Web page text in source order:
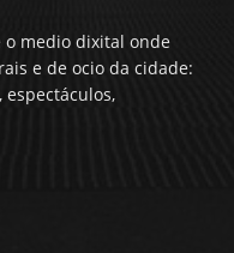
o medio dixital onde
e de ocio da cidade:
espectáculos,